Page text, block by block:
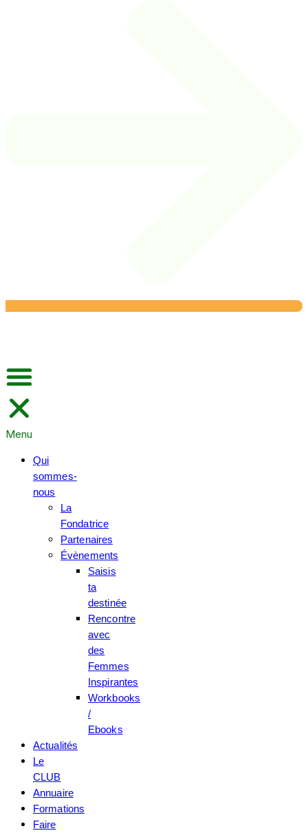
Menu
Qui
sommes-
nous
La
Fondatrice
Partenaires
Évènements
Saisis
ta
destinée
Rencontre
avec
des
Femmes
Inspirantes
Workbooks
/
Ebooks
Actualités
Le
CLUB
Annuaire
Formations
Faire